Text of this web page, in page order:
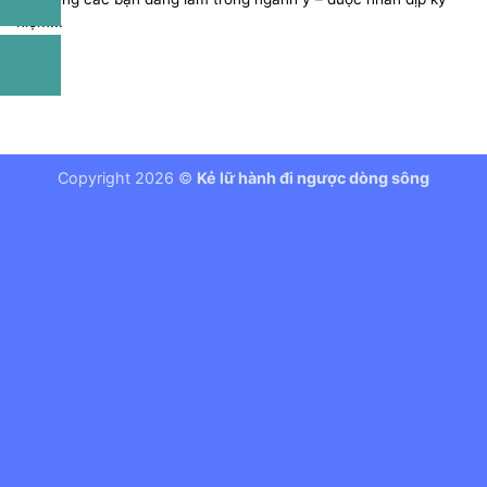
niệm...
Copyright 2026 © Kẻ lữ hành đi ngược dòng sông